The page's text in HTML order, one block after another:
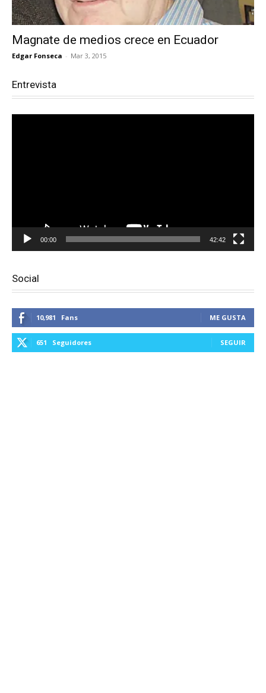
Magnate de medios crece en Ecuador
Edgar Fonseca - Mar 3, 2015
Entrevista
00:00 42:42
Social
10,981 Fans ME GUSTA
651 Seguidores SEGUIR